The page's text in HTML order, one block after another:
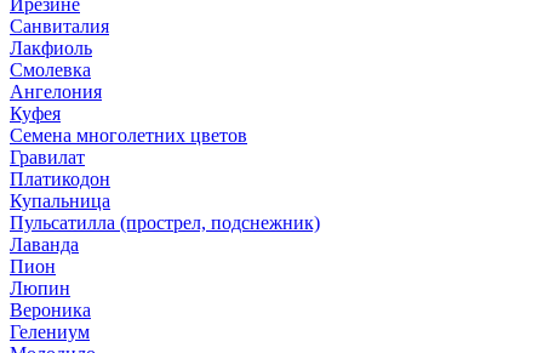
Ирезине
Санвиталия
Лакфиоль
Смолевка
Ангелония
Куфея
Семена многолетних цветов
Гравилат
Платикодон
Купальница
Пульсатилла (прострел, подснежник)
Лаванда
Пион
Люпин
Вероника
Гелениум